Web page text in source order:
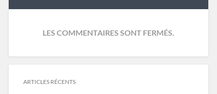
LES COMMENTAIRES SONT FERMÉS.
ARTICLES RÉCENTS